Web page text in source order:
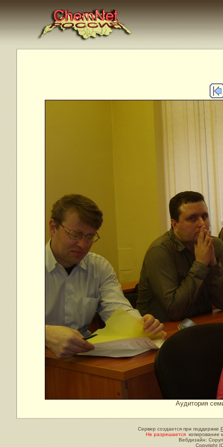
Аудитория
Сервер создается при поддержке
Не разрешается копирование
Вебдизайн:
Copyright